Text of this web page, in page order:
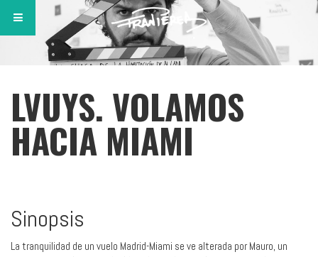
LVUYS. VOLAMOS
HACIA MIAMI
Sinopsis
La tranquilidad de un vuelo Madrid-Miami se ve alterada por Mauro, un